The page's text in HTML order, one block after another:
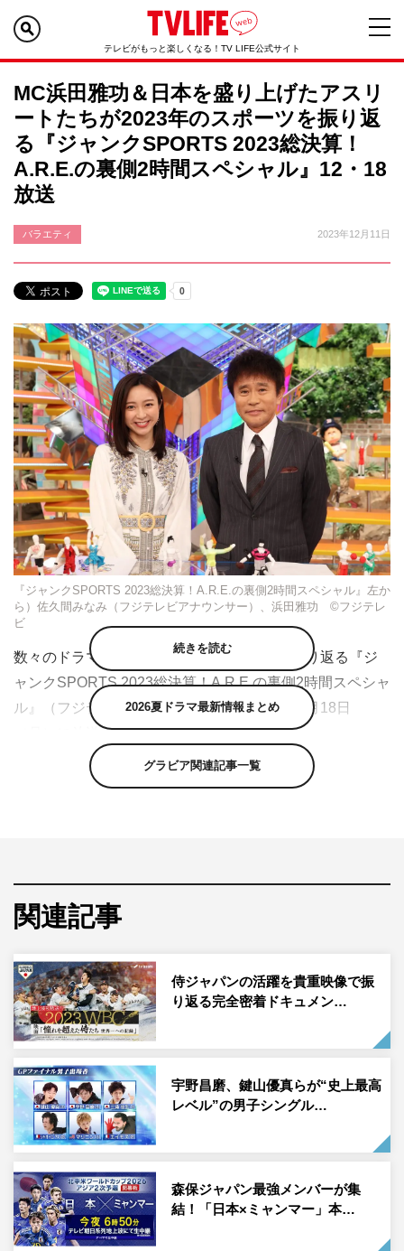
テレビがもっと楽しくなる！TV LIFE公式サイト
MC浜田雅功＆日本を盛り上げたアスリ
ートたちが2023年のスポーツを振り返
る『ジャンクSPORTS 2023総決算！
A.R.E.の裏側2時間スペシャル』12・18
放送
バラエティ 2023年12月11日
『ジャンクSPORTS 2023総決算！A.R.E.の裏側2時間スペシャル』左か
ら）佐久間みなみ（フジテレビアナウンサー）、浜田雅功 ©フジテレ
ビ
数々のドラマを生んだ2023年のスポーツを振り返る『ジ
ャンクSPORTS 2023総決算！A.R.E.の裏側2時間スペシャ
ル』（フジテレビ系 午後7時～9時）が、12月18日
（月）に放送される。
日本人選手が歴史的な活躍を見せ、日本中に感動を巻き起
『ジャンクSPORTS 2023総決算！A.R.E.の裏側2時間スペシャル』左か
ら）五十嵐亮太、櫻井心那、星野伸之、加藤未唯、能見篤史、白井一
幸、戸郷翔征、白井一幸 ©フジテレビ
WBC日本代表として世界一に貢献した戸郷翔征投手とヘ
ッドコーチ・白井一幸、メジャーリーグでも活躍し現在は
講師としても活動している熱血投手・五十嵐亮太、日本シ
続きを読む
2026夏ドラマ最新情報まとめ
グラビア関連記事一覧
関連記事
侍ジャパンの活躍を貴重映像で振
り返る完全密着ドキュメン…
宇野昌磨、鍵山優真らが“史上最高
レベル”の男子シングル…
森保ジャパン最強メンバーが集
結！「日本×ミャンマー」本…